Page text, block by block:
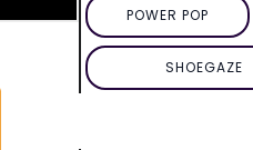
POWER POP
SHOEGAZE